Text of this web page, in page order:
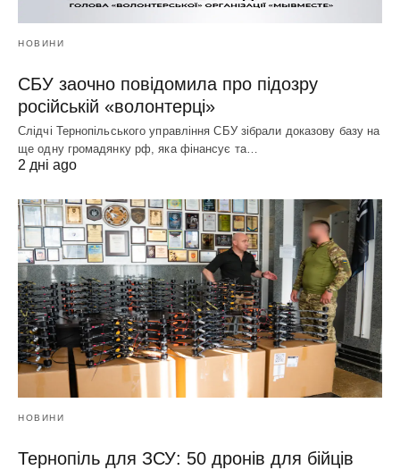
НОВИНИ
СБУ заочно повідомила про підозру
російській «волонтерці»
Слідчі Тернопільського управління СБУ зібрали доказову базу на
ще одну громадянку рф, яка фінансує та…
2 дні ago
НОВИНИ
Тернопіль для ЗСУ: 50 дронів для бійців